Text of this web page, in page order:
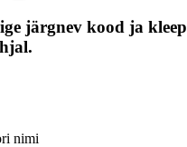
järgnev kood ja
nimi